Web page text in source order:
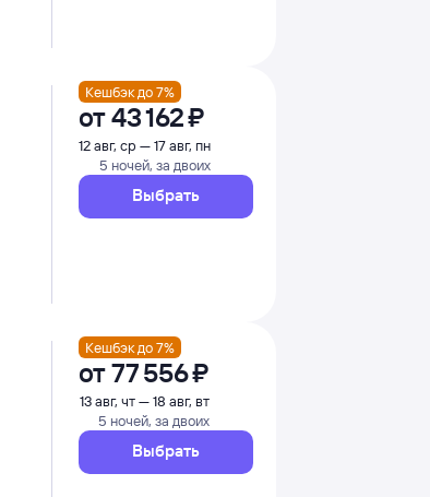
Кешбэк до 7%
от43 ⁠162 ⁠₽
12 авг, ср — 17 авг, пн
5 ночей, за двоих
Выбрать
Кешбэк до 7%
от77 ⁠556 ⁠₽
13 авг, чт — 18 авг, вт
5 ночей, за двоих
Выбрать